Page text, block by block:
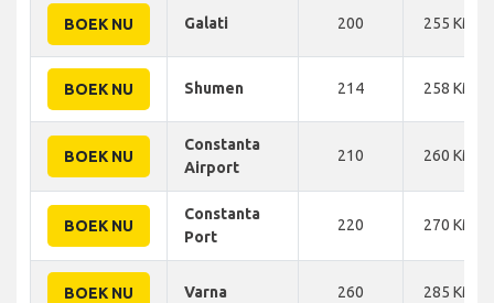
BOEK NU Galati 200 255 KM
BOEK NU Shumen 214 258 KM
BOEK NU
Constanta
Airport
210 260 KM
BOEK NU
Constanta
Port
220 270 KM
BOEK NU Varna 260 285 KM